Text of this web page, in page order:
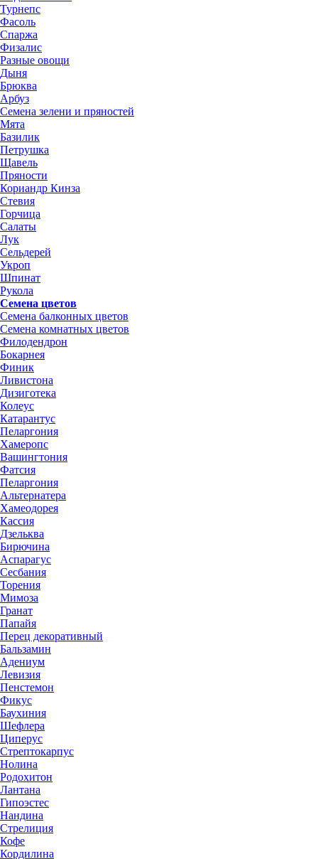
Турнепс
Фасоль
Спаржа
Физалис
Разные овощи
Дыня
Брюква
Арбуз
Семена зелени и пряностей
Мята
Базилик
Петрушка
Щавель
Пряности
Кориандр Кинза
Стевия
Горчица
Салаты
Лук
Сельдерей
Укроп
Шпинат
Рукола
Семена цветов
Семена балконных цветов
Семена комнатных цветов
Филодендрон
Бокарнея
Финик
Ливистона
Дизиготека
Колеус
Катарантус
Пеларгония
Хамеропс
Вашингтония
Фатсия
Пеларгония
Альтернатера
Хамеодорея
Кассия
Дзельква
Бирючина
Аспарагус
Сесбания
Торения
Мимоза
Гранат
Папайя
Перец декоративный
Бальзамин
Адениум
Левизия
Пенстемон
Фикус
Баухиния
Шефлера
Циперус
Стрептокарпус
Нолина
Родохитон
Лантана
Гипоэстес
Нандина
Стрелиция
Кофе
Кордилина